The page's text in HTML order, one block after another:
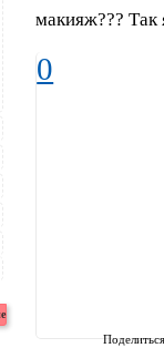
макияж???
0